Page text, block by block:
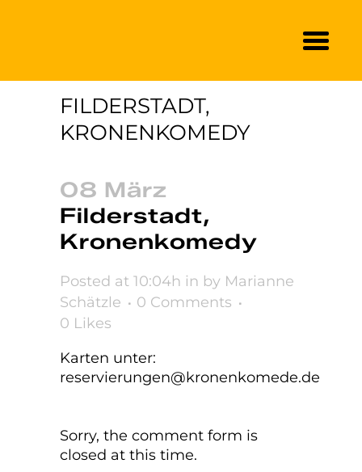
FILDERSTADT,
KRONENKOMEDY
08 März
Filderstadt,
Kronenkomedy
Posted at 10:04h in by Marianne
Schätzle
0 Comments
0 Likes
Karten unter:
reservierungen@kronenkomede.de
Sorry, the comment form is
closed at this time.